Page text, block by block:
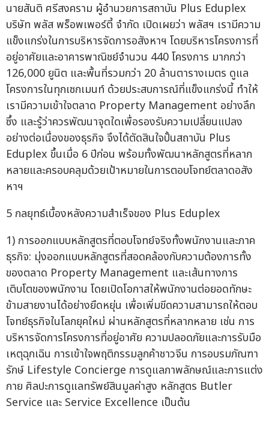
นายสันติ ศรีสงคราม ผู้อำนวยการสถาบัน Plus Eduplex
บริษัท พลัส พร็อพเพอร์ตี้ จำกัด เปิดเผยว่า พลัสฯ เรามีความ
แข็งแกร่งในการบริหารจัดการอสังหาฯ โดยบริหารโครงการที่
อยู่อาศัยและอาคารพาณิชย์จำนวน 440 โครงการ มากกว่า
126,000 ยูนิต และพื้นที่รวมกว่า 20 ล้านตารางเมตร ดูแล
โครงการในทุกเซกเมนท์ ด้วยประสบการณ์ที่แข็งแกร่งนี้ ทำให้
เรามีความเข้าใจตลาด Property Management อย่างลึก
ซึ้ง และรู้ว่าควรพัฒนาจุดใดเพื่อรองรับความเปลี่ยนแปลง
อย่างต่อเนื่องของธุรกิจ จึงได้ตัดสินใจปั้นสถาบัน Plus
Eduplex ขึ้นเมื่อ 6 ปีก่อน พร้อมทั้งพัฒนาหลักสูตรที่หลาก
หลายและครอบคลุมด้วยเป้าหมายในการตอบโจทย์ตลาดอสัง
หาฯ
5 กลยุทธ์เบื้องหลังความสำเร็จของ Plus Eduplex
1) การออกแบบหลักสูตรที่ตอบโจทย์จริงทั้งพนักงานและภาค
ธุรกิจ: มุ่งออกแบบหลักสูตรที่สอดคล้องกับความต้องการทั้ง
ของตลาด Property Management และเส้นทางการ
เติบโตของพนักงาน โดยเปิดโอกาสให้พนักงานต่อยอดทักษะ
ข้ามสายงานได้อย่างยืดหยุ่น เพื่อเพิ่มขีดความสามารถให้ตอบ
โจทย์ธุรกิจในโลกยุคใหม่ ผ่านหลักสูตรที่หลากหลาย เช่น การ
บริหารจัดการโครงการที่อยู่อาศัย ความปลอดภัยและการรับมือ
เหตุฉุกเฉิน การเข้าใจพฤติกรรมลูกค้าชาวจีน การอบรมภัณฑา
รักษ์ Lifestyle Concierge การดูแลภาพลักษณ์และการแต่ง
กาย ศิลปะการดูแลทรัพย์สินมูลค่าสูง หลักสูตร Butler
Service และ Service Excellence เป็นต้น